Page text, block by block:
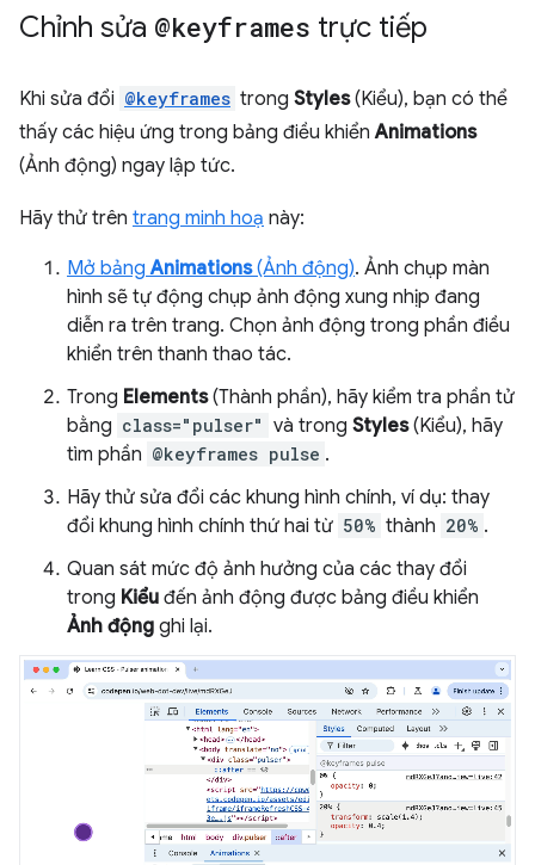
Chỉnh sửa @keyframes trực tiếp
Khi sửa đổi @keyframes trong Styles(Kiểu), bạn có thể
thấy các hiệu ứng trong bảng điều khiểnAnimations
(Ảnh động) ngay lập tức.
Hãy thử trên trang minh hoạ này:
Mở bảngAnimations(Ảnh động). Ảnh chụp màn
hình sẽ tự động chụp ảnh động xung nhịp đang
diễn ra trên trang. Chọn ảnh động trong phần điều
khiển trên thanh thao tác.
Trong Elements(Thành phần), hãy kiểm tra phần tử
bằng class="pulser" và trong Styles(Kiểu), hãy
tìm phần @keyframes pulse .
Hãy thử sửa đổi các khung hình chính, ví dụ: thay
đổi khung hình chính thứ hai từ 50% thành 20% .
Quan sát mức độ ảnh hưởng của các thay đổi
trong Kiểu đến ảnh động được bảng điều khiển
Ảnh động ghi lại.